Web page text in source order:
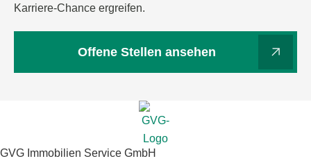
Karriere-Chance ergreifen.
Offene Stellen ansehen
GVG Immobilien Service GmbH